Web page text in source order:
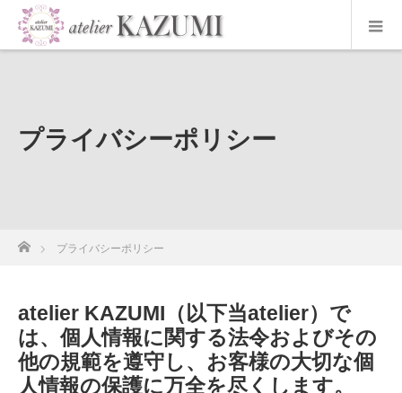
プライバシーポリシー
プライバシーポリシー
atelier KAZUMI（以下当atelier）で
は、個人情報に関する法令およびその
他の規範を遵守し、お客様の大切な個
人情報の保護に万全を尽くします。